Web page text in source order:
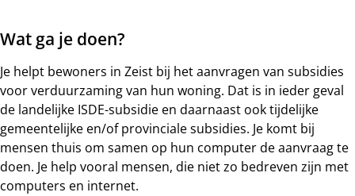
Wat ga je doen?
Je helpt bewoners in Zeist bij het aanvragen van subsidies
voor verduurzaming van hun woning. Dat is in ieder geval
de landelijke ISDE-subsidie en daarnaast ook tijdelijke
gemeentelijke en/of provinciale subsidies. Je komt bij
mensen thuis om samen op hun computer de aanvraag te
doen. Je help vooral mensen, die niet zo bedreven zijn met
computers en internet.